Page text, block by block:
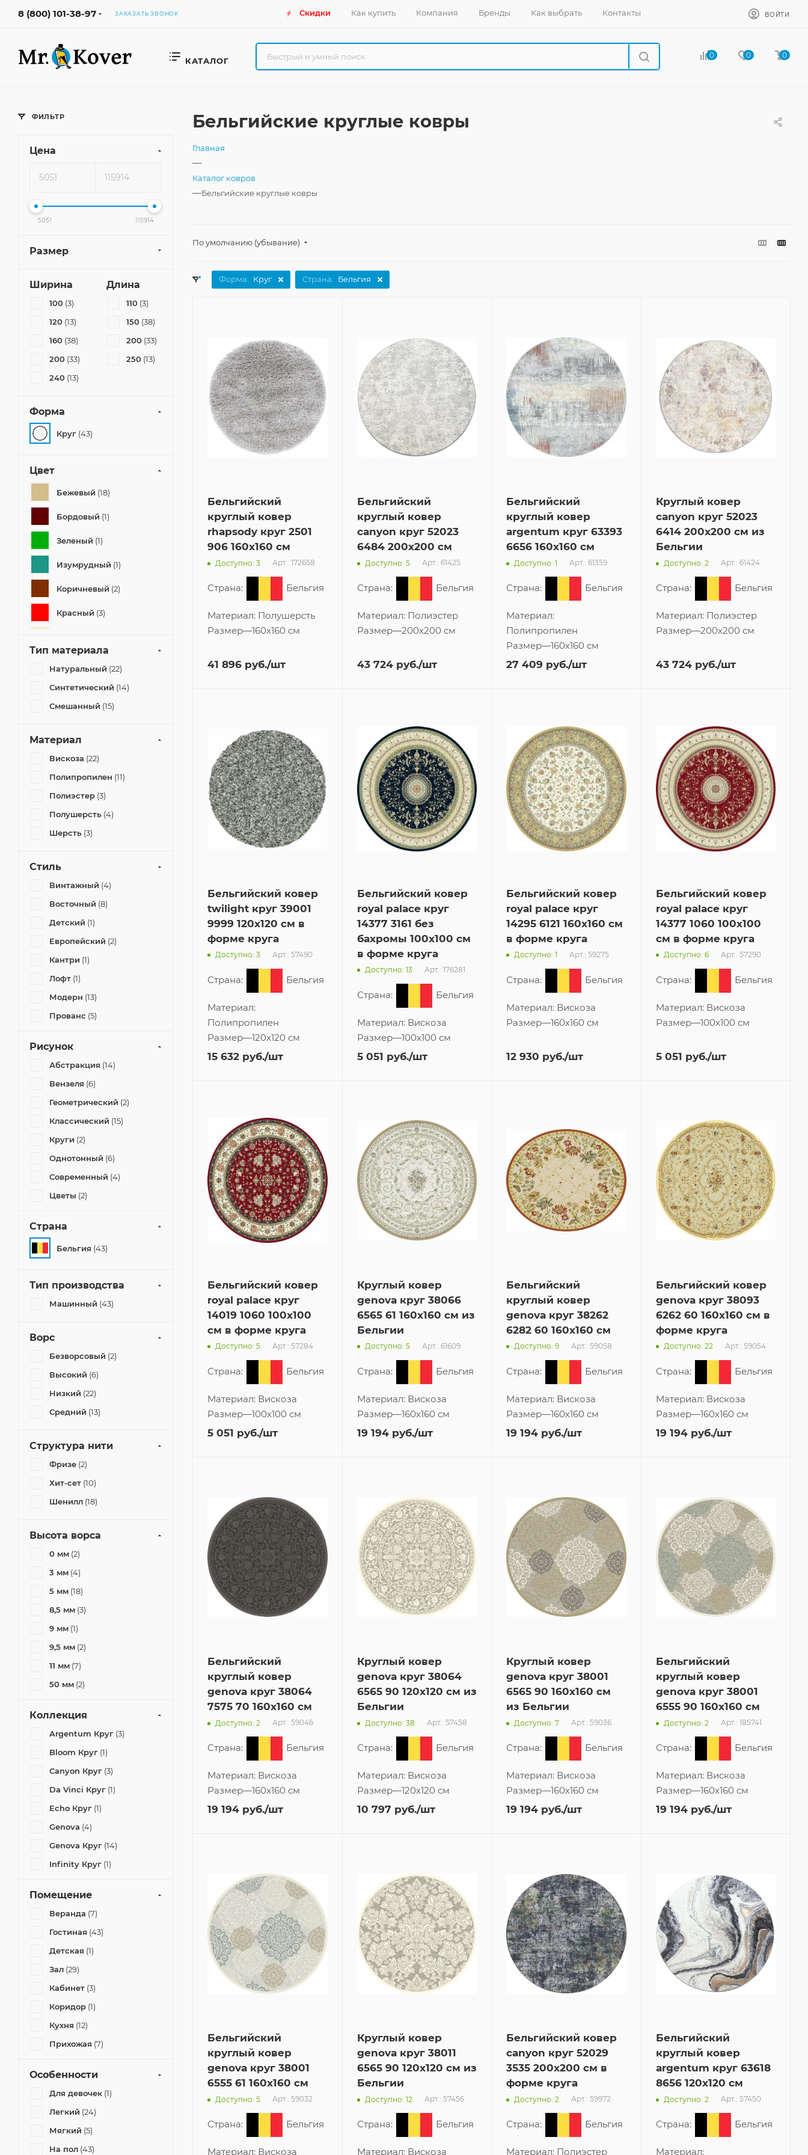
8 (800) 101-38-97 ЗАКАЗАТЬ ЗВОНОК Скидки Как купить Компания Бренды Как выбрать Контакты ВОЙТИ
КАТАЛОГ
0 0 0
Бельгийские круглые ковры
Главная
—
Каталог ковров
—Бельгийские круглые ковры
По умолчанию (убывание)
Форма: Круг Страна: Бельгия
Бельгийский
круглый ковер
rhapsody круг 2501
906 160x160 см
Доступно: 3 Арт.: 172658
Страна: Бельгия
Материал: Полушерсть
Размер—160x160 см
41 896 руб./шт
Бельгийский
круглый ковер
canyon круг 52023
6484 200x200 см
Доступно: 5 Арт.: 61425
Страна: Бельгия
Материал: Полиэстер
Размер—200x200 см
43 724руб./шт
Бельгийский
круглый ковер
argentum круг 63393
6656 160x160 см
Доступно: 1 Арт.: 61359
Страна: Бельгия
Материал:
Полипропилен
Размер—160x160 см
27 409 руб./шт
Круглый ковер
canyon круг 52023
6414 200x200 см из
Бельгии
Доступно: 2 Арт.: 61424
Страна: Бельгия
Материал: Полиэстер
Размер—200x200 см
43 724руб./шт
Бельгийский ковер
twilight круг 39001
9999 120x120 см в
форме круга
Доступно: 3 Арт.: 57490
Страна: Бельгия
Материал:
Полипропилен
Размер—120x120 см
15 632 руб./шт
Бельгийский ковер
royal palace круг
14377 3161 без
бахромы 100x100 см
в форме круга
Доступно: 13 Арт.: 176281
Страна: Бельгия
Материал: Вискоза
Размер—100x100 см
5 051 руб./шт
Бельгийский ковер
royal palace круг
14295 6121 160x160 см
в форме круга
Доступно: 1 Арт.: 59275
Страна: Бельгия
Материал: Вискоза
Размер—160x160 см
12 930 руб./шт
Бельгийский ковер
royal palace круг
14377 1060 100x100
см в форме круга
Доступно: 6 Арт.: 57290
Страна: Бельгия
Материал: Вискоза
Размер—100x100 см
5 051 руб./шт
Бельгийский ковер
royal palace круг
14019 1060 100x100
см в форме круга
Доступно: 5 Арт.: 57284
Страна: Бельгия
Материал: Вискоза
Размер—100x100 см
5 051 руб./шт
Круглый ковер
genova круг 38066
6565 61 160x160 см из
Бельгии
Доступно: 5 Арт.: 61609
Страна: Бельгия
Материал: Вискоза
Размер—160x160 см
19 194руб./шт
Бельгийский
круглый ковер
genova круг 38262
6282 60 160x160 см
Доступно: 9 Арт.: 59058
Страна: Бельгия
Материал: Вискоза
Размер—160x160 см
19 194 руб./шт
Бельгийский ковер
genova круг 38093
6262 60 160x160 см в
форме круга
Доступно: 22 Арт.: 59054
Страна: Бельгия
Материал: Вискоза
Размер—160x160 см
19 194руб./шт
Бельгийский
круглый ковер
genova круг 38064
7575 70 160x160 см
Доступно: 2 Арт.: 59046
Страна: Бельгия
Материал: Вискоза
Размер—160x160 см
19 194 руб./шт
Круглый ковер
genova круг 38064
6565 90 120x120 см из
Бельгии
Доступно: 38 Арт.: 57458
Страна: Бельгия
Материал: Вискоза
Размер—120x120 см
10 797 руб./шт
Круглый ковер
genova круг 38001
6565 90 160x160 см
из Бельгии
Доступно: 7 Арт.: 59036
Страна: Бельгия
Материал: Вискоза
Размер—160x160 см
19 194 руб./шт
Бельгийский
круглый ковер
genova круг 38001
6555 90 160x160 см
Доступно: 2 Арт.: 185741
Страна: Бельгия
Материал: Вискоза
Размер—160x160 см
19 194руб./шт
Бельгийский
круглый ковер
genova круг 38001
6555 61 160x160 см
Доступно: 5 Арт.: 59032
Страна: Бельгия
Материал: Вискоза
Круглый ковер
genova круг 38011
6565 90 120x120 см из
Бельгии
Доступно: 12 Арт.: 57456
Страна: Бельгия
Материал: Вискоза
Бельгийский ковер
canyon круг 52029
3535 200x200 см в
форме круга
Доступно: 2 Арт.: 59972
Страна: Бельгия
Материал: Полиэстер
Бельгийский
круглый ковер
argentum круг 63618
8656 120x120 см
Доступно: 2 Арт.: 57450
Страна: Бельгия
Материал:
ФИЛЬТР
Цена
5051 115914
Размер
Ширина
100 (3)
120 (13)
160 (38)
200 (33)
240 (13)
Длина
110 (3)
150 (38)
200 (33)
250 (13)
Форма
Круг (43)
Цвет
Бежевый (18)
Бордовый (1)
Зеленый (1)
Изумрудный (1)
Коричневый (2)
Красный (3)
Серый (16)
Синий (2)
Черный(1)
Тип материала
Натуральный (22)
Синтетический (14)
Смешанный (15)
Материал
Вискоза (22)
Полипропилен (11)
Полиэстер (3)
Полушерсть (4)
Шерсть (3)
Стиль
Винтажный (4)
Восточный (8)
Детский (1)
Европейский (2)
Кантри (1)
Лофт (1)
Модерн (13)
Прованс (5)
Современный
Шале
Рисунок
Абстракция (14)
Вензеля (6)
Геометрический (2)
Классический (15)
Круги (2)
Однотонный (6)
Современный (4)
Цветы (2)
Страна
Бельгия (43)
Тип производства
Машинный (43)
Ворс
Безворсовый (2)
Высокий (6)
Низкий (22)
Средний (13)
Структура нити
Фризе (2)
Хит-сет (10)
Шенилл (18)
Высота ворса
0 мм (2)
3 мм (4)
5 мм (18)
8,5 мм (3)
9 мм (1)
9,5 мм (2)
11 мм (7)
50 мм (2)
Коллекция
Argentum Круг (3)
Bloom Круг (1)
Canyon Круг (3)
Da Vinci Круг (1)
Echo Круг (1)
Genova (4)
Genova Круг (14)
Infinity Круг (1)
Lineo Круг
Mundo Круг
Rhapsody Круг
Royal Palace Круг
Twilight Круг
Помещение
Веранда (7)
Гостиная (43)
Детская (1)
Зал (29)
Кабинет (3)
Коридор (1)
Кухня (12)
Прихожая (7)
Дача(2)
Комната
(2)
Особенности
Для девочек (1)
Легкий (24)
Мягкий (5)
На пол (43)